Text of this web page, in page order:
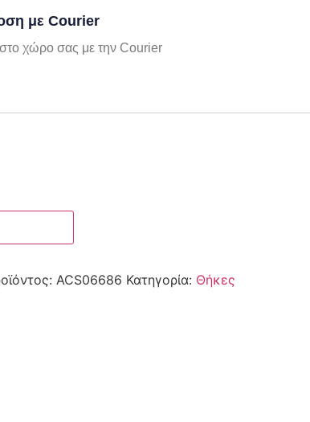
με Courier
χώρο σας με την Courier
ACS06686 Κατηγορία: Θήκες